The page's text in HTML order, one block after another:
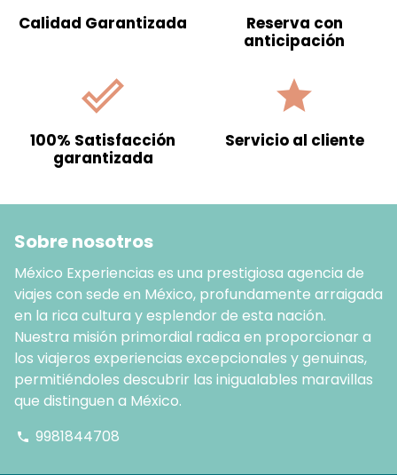
Calidad Garantizada
Reserva con
anticipación
done_outline
100% Satisfacción
garantizada
grade
Servicio al cliente
Sobre nosotros
México Experiencias es una prestigiosa agencia de
viajes con sede en México, profundamente arraigada
en la rica cultura y esplendor de esta nación.
Nuestra misión primordial radica en proporcionar a
los viajeros experiencias excepcionales y genuinas,
permitiéndoles descubrir las inigualables maravillas
que distinguen a México.
phone 9981844708